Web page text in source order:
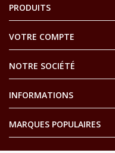
PRODUITS
VOTRE COMPTE
NOTRE SOCIÉTÉ
INFORMATIONS
MARQUES POPULAIRES